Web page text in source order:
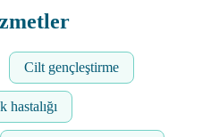
Cilt gençleştirme
hastalığı